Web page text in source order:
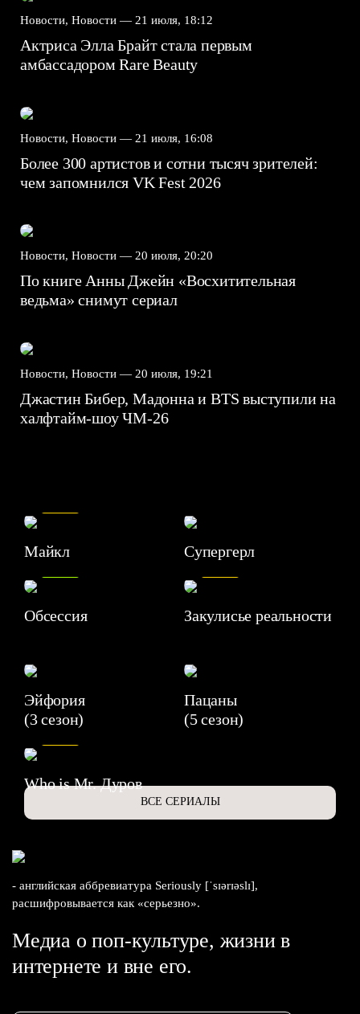
Новости, Новости — 21 июля, 18:12
Актриса Элла Брайт стала первым
амбассадором Rare Beauty
Новости, Новости — 21 июля, 16:08
Более 300 артистов и сотни тысяч зрителей:
чем запомнился VK Fest 2026
Новости, Новости — 20 июля, 20:20
По книге Анны Джейн «Восхитительная
ведьма» снимут сериал
Новости, Новости — 20 июля, 19:21
Джастин Бибер, Мадонна и BTS выступили на
халфтайм-шоу ЧМ-26
Майкл Супергерл
Обсессия
7.1
Закулисье реальности
Эйфория
(3 сезон)
Пацаны
(5 сезон)
Who is Mr. Дуров
ВСЕ СЕРИАЛЫ
- английская аббревиатура Seriously [ˈsɪərɪəslɪ],
расшифровывается как «серьезно».
Медиа о поп-культуре, жизни в
интернете и вне его.